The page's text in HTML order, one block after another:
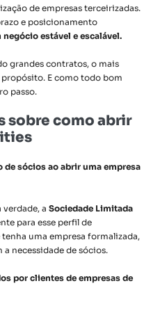
de empresas terceirizadas.
e posicionamento
estável e escalável.
grandes contratos, o mais
E como todo bom
passo.
sobre como abrir
de sócios ao abrir uma empresa
a Sociedade Limitada
para esse perfil de
uma empresa formalizada,
necessidade de sócios.
por clientes de empresas de